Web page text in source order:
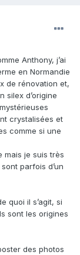
Anthony, j’ai
en Normandie
de rénovation et,
silex d’origine
crystalisées et
comme si une
mais je suis très
parfois d’un
quoi il s’agit, si
sont les origines
des photos